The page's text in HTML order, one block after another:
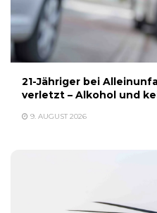
21-Jähriger bei
verletzt – Alkohol und
9. AUGUST 2026